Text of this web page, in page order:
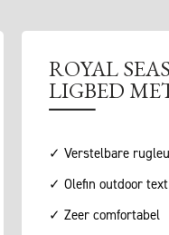
ROYAL
LIGBED
✓ Verstelbare
✓ Olefin outdoor
✓ Zeer comfortabel